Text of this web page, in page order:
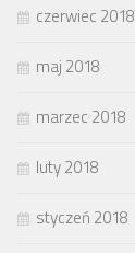
czerwiec 2018
maj 2018
marzec 2018
luty 2018
styczeń 2018